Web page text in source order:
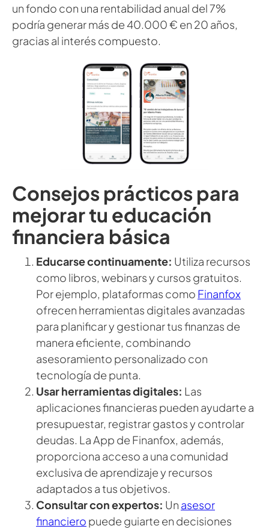
un fondo con una rentabilidad anual del 7%
podría generar más de 40.000 € en 20 años,
gracias al interés compuesto.
Consejos prácticos para
mejorar tu educación
financiera básica
Educarse continuamente: Utiliza recursos
como libros, webinars y cursos gratuitos.
Por ejemplo, plataformas como Finanfox
ofrecen herramientas digitales avanzadas
para planificar y gestionar tus finanzas de
manera eficiente, combinando
asesoramiento personalizado con
tecnología de punta.
Usar herramientas digitales: Las
aplicaciones financieras pueden ayudarte a
presupuestar, registrar gastos y controlar
deudas. La App de Finanfox, además,
proporciona acceso a una comunidad
exclusiva de aprendizaje y recursos
adaptados a tus objetivos.
Consultar con expertos: Un asesor
financiero puede guiarte en decisiones